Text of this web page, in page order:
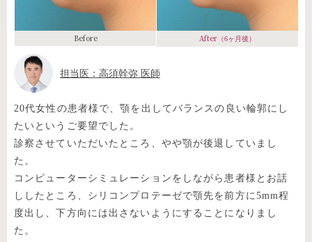
Before After （6ヶ月後）
担当医：高須幹弥 医師
20代女性の患者様で、顎を出してバランスの良い輪郭にし
たいというご要望でした。
診察させていただいたところ、やや顎が後退していまし
た。
コンピューターシミュレーションをしながら患者様とお話
ししたところ、シリコンプロテーゼで顎先を前方に5mm程
度出し、下方向には出さないようにすることになりまし
た。